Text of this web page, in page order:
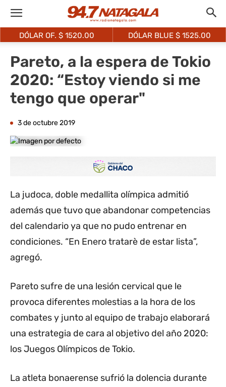
DÓLAR OF. $ 1520.00 DÓLAR BLUE $ 1525.00
Pareto, a la espera de Tokio
2020: “Estoy viendo si me
tengo que operar"
3 de octubre 2019
La judoca, doble medallita olímpica admitió
además que tuvo que abandonar competencias
del calendario ya que no pudo entrenar en
condiciones. “En Enero tratarè de estar lista”,
agregó.
Pareto sufre de una lesión cervical que le
provoca diferentes molestias a la hora de los
combates y junto al equipo de trabajo elaborará
una estrategia de cara al objetivo del año 2020:
los Juegos Olímpicos de Tokio.
La atleta bonaerense sufrió la dolencia durante